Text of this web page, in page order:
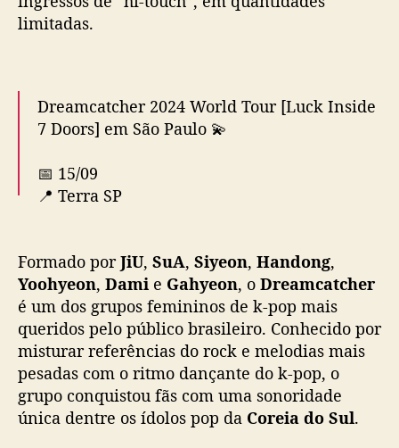
w
n
e
m
s
e
t
e
m
b
limitadas.
Dreamcatcher 2024 World Tour [Luck Inside
7 Doors] em São Paulo 💫
📅 15/09
📍 Terra SP
pela@shotgunbrasil !
🔗 Saiba mais:
https://t.co/O227BRT3Au#DreamcatchernoBr
asil #LuckInside7Doors
pic.twitter.com/A6x2zlSDwK
— Highway Star (@followhwstar)June 3,
2024
Formado porJiU, SuA, Siyeon, Handong,
Yoohyeon, Dami e Gahyeon, o Dreamcatcher
é um dos grupos femininos de k-pop mais
queridos pelo público brasileiro. Conhecido por
misturar referências do rock e melodias mais
pesadas com o ritmo dançante do k-pop, o
grupo conquistou fãs com uma sonoridade
única dentre os ídolos pop da Coreia do Sul.